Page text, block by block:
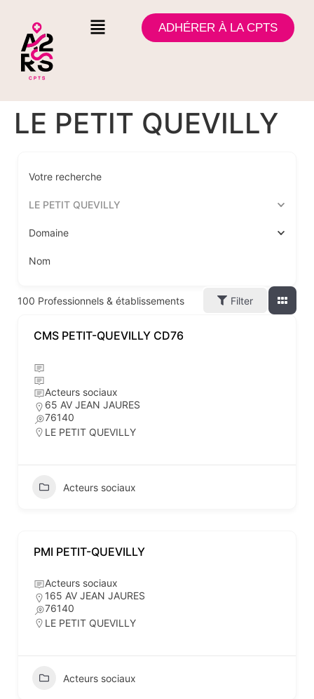
ADHÉRER À LA CPTS
LE PETIT QUEVILLY
Votre recherche
LE PETIT QUEVILLY
Domaine
Nom
100 Professionnels & établissements Filter
CMS PETIT-QUEVILLY CD76
Acteurs sociaux
65 AV JEAN JAURES
76140
LE PETIT QUEVILLY
Acteurs sociaux
PMI PETIT-QUEVILLY
Acteurs sociaux
165 AV JEAN JAURES
76140
LE PETIT QUEVILLY
Acteurs sociaux